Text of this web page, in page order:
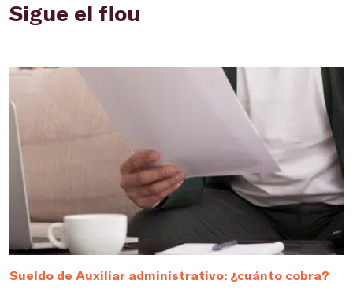
Sigue el flou
Sueldo de Auxiliar administrativo: ¿cuánto cobra?